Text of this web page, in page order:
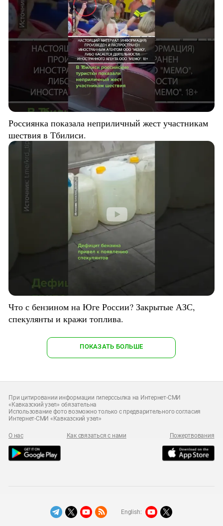
Россиянка показала неприличный жест участникам
шествия в Тбилиси.
Что с бензином на Юге России? Закрытые АЗС,
спекулянты и кражи топлива.
ПОКАЗАТЬ БОЛЬШЕ
При цитировании информации гиперссылка на Интернет-СМИ
«Кавказский узел» обязательна
Использование фото возможно только с предварительного согласия
Интернет-СМИ «Кавказский узел»
О нас Как связаться с нами Пожертвования
English: